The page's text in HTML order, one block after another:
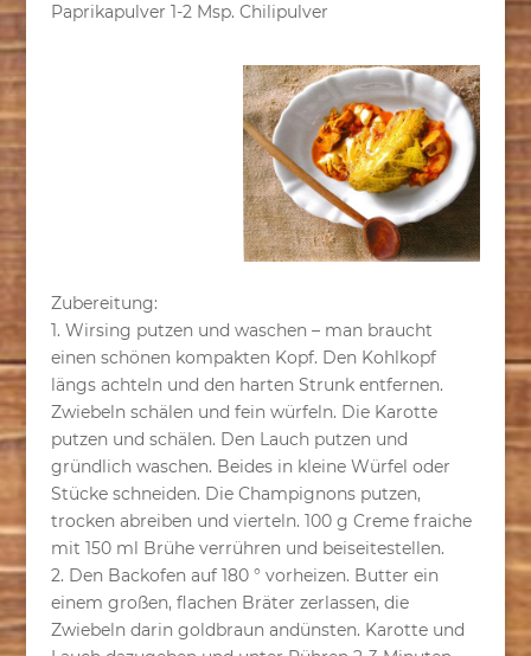
Paprikapulver 1-2 Msp. Chilipulver
Zubereitung:
1. Wirsing putzen und waschen – man braucht
einen schönen kompakten Kopf. Den Kohlkopf
längs achteln und den harten Strunk entfernen.
Zwiebeln schälen und fein würfeln. Die Karotte
putzen und schälen. Den Lauch putzen und
gründlich waschen. Beides in kleine Würfel oder
Stücke schneiden. Die Champignons putzen,
trocken abreiben und vierteln. 100 g Creme fraiche
mit 150 ml Brühe verrühren und beiseitestellen.
2. Den Backofen auf 180 ° vorheizen. Butter ein
einem großen, flachen Bräter zerlassen, die
Zwiebeln darin goldbraun andünsten. Karotte und